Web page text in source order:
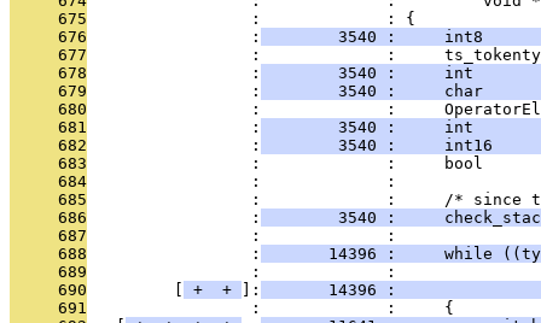
     675
                 :             : {
     676
                 :
3540 :     int8
     677
:             :
     678
                 :
3540 :     int
     679
                 :
3540 :     char
     680
:             :
     681
                 :
3540 :     int
     682
                 :
3540 :     int16
     683
:             :     bool
     684
                 :             :
     685
:             :     /* since
     686
                 :
3540 :
     687
                 :             :
     688
                 :
14396 :     while
     689
:             :
     690
+ + ]:
14396 :
     691
                 :             :     {